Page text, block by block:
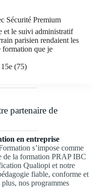
Sécurité Premium
et le suivi administratif
parisien rendaient les
formation que je
(75)
partenaire de
en entreprise
s’impose comme
de la formation PRAP IBC
Qualiopi et notre
fiable, conforme et
nos programmes